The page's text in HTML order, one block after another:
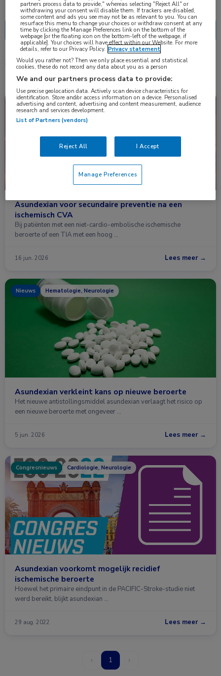
3 resultaten asundexian ✕
Nieuws Neurologie
Asundexian voor secundaire preventie na een
ischemisch CVA
Bij patiënten met een niet-cardio-embolische ischemische
beroerte of een TIA met een hoog …
16 jun. 2026 Lees meer →
Nieuws Hematologie, Neurologie
Asundexian verkleint kans op nieuwe beroerte
Het nieuwe antistollingsmiddel asundexian verlaagt het risico op
een nieuwe beroerte met ongeveer …
5 jun. 2026 Lees meer →
Congresnieuws Cardiologie, Neurologie
Asundexian voorkomt mogelijk recidief
ischemische beroerte
Hoewel het primaire eindpunt in de PACIFIC-Stroke-studie niet
werd bereikt, blijkt asundexian …
29 aug. 2022 Lees meer →
‹ 1 ›
partners process data to provide," whereas selecting "Reject All" or
withdrawing your consent will disable them. If trackers are disabled,
some content and ads you see may not be as relevant to you. You can
resurface this menu to change your choices or withdraw consent at any
time by clicking the Manage Preferences link on the bottom of the
webpage [or the floating icon on the bottom-left of the webpage, if
applicable]. Your choices will have effect within our Website. For more
details, refer to our Privacy Policy. Privacy statement
Would you rather not? Then we only place essential and statistical
cookies, these do not record any data about you as a person
We and our partners process data to provide:
Use precise geolocation data. Actively scan device characteristics for
identification. Store and/or access information on a device. Personalised
advertising and content, advertising and content measurement, audience
research and services development.
List of Partners (vendors)
Reject All I Accept
Manage Preferences